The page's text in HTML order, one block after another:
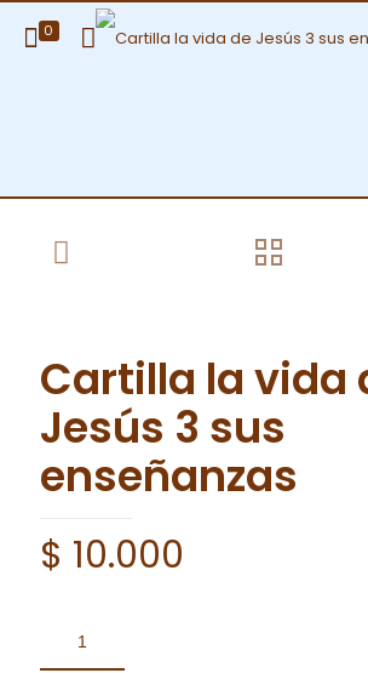
0
Cartilla la vida
Jesús 3 sus
enseñanzas
$ 10.000